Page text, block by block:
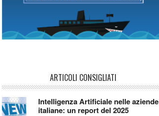
ARTICOLI CONSIGLIATI
Intelligenza Artificiale nelle aziende
italiane: un report del 2025